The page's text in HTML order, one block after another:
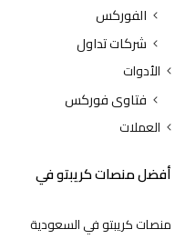
الفوركس
شركات تداول
الأدوات
فتاوى فوركس
العملات
أفضل منصات كريبتو في
منصات كريبتو في السعودية